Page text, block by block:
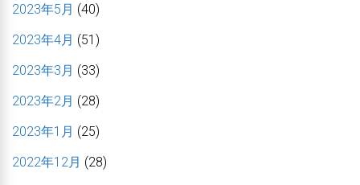
2023年5月 (40)
2023年4月 (51)
2023年3月 (33)
2023年2月 (28)
2023年1月 (25)
2022年12月 (28)